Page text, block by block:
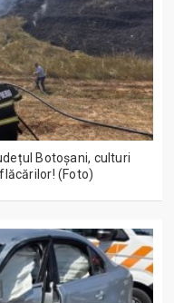
Botoșani, culturi
(Foto)